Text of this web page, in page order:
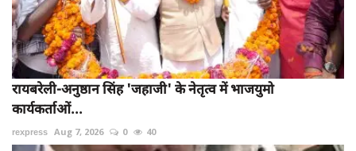
रायबरेली-अनुष्ठान सिंह 'जहाजी' के नेतृत्व में भाजयुमो
कार्यकर्ताओं...
rexpress Aug 7, 2026 0 40